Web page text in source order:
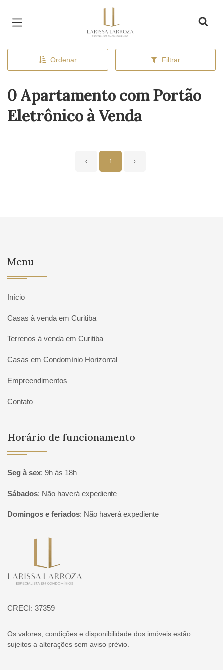
Ordenar Filtrar
0 Apartamento com Portão
Eletrônico à Venda
‹ 1 ›
Menu
Início
Casas à venda em Curitiba
Terrenos à venda em Curitiba
Casas em Condomínio Horizontal
Empreendimentos
Contato
Horário de funcionamento
Seg à sex: 9h às 18h
Sábados: Não haverá expediente
Domingos e feriados: Não haverá expediente
CRECI: 37359
Os valores, condições e disponibilidade dos imóveis estão
sujeitos a alterações sem aviso prévio.